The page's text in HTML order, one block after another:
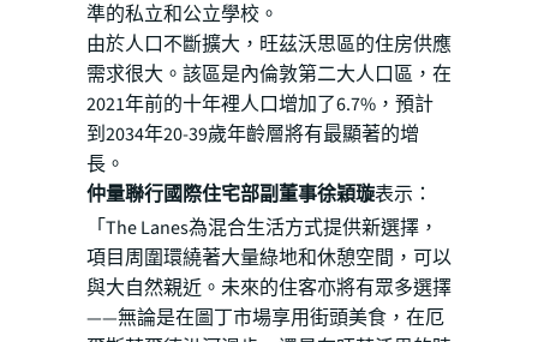
準的私立和公立學校。
由於人口不斷擴大，旺茲沃思區的住房供應
需求很大。該區是內倫敦第二大人口區，在
2021年前的十年裡人口增加了6.7%，預計
到2034年20-39歲年齡層將有最顯著的增
長。
仲量聯行國際住宅部副董事徐穎璇表示：
「The Lanes為混合生活方式提供新選擇，
項目周圍環繞著大量綠地和休憩空間，可以
與大自然親近。未來的住客亦將有眾多選擇
——無論是在圖丁市場享用街頭美食，在厄